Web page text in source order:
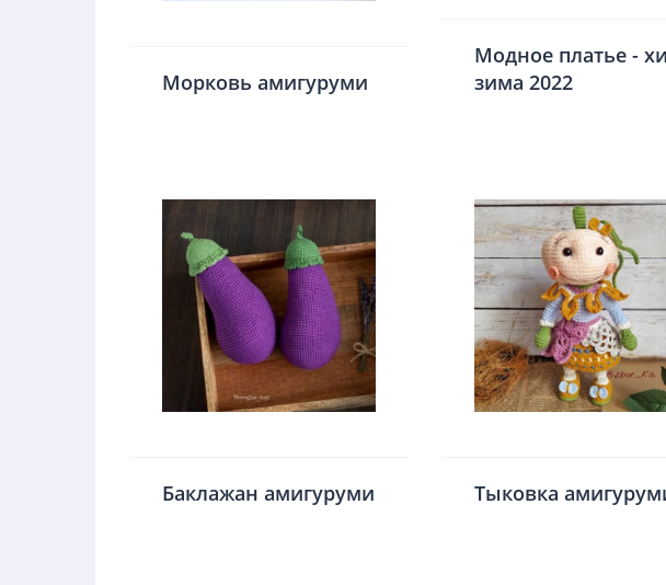
Морковь амигуруми
Модное платье -
зима 2022
Баклажан амигуруми Тыковка